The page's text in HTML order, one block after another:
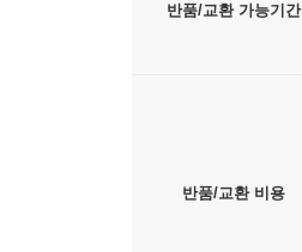
반품/교환 가능기간
반품/교환 비용